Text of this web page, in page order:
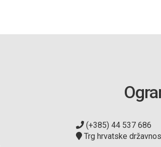
(+385) 44 537 686
Trg hrvatske